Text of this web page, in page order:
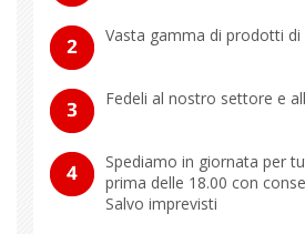
Vasta gamma di prodotti
Fedeli al nostro settore e
Spediamo in giornata per
prima delle 18.00 con
Salvo imprevisti